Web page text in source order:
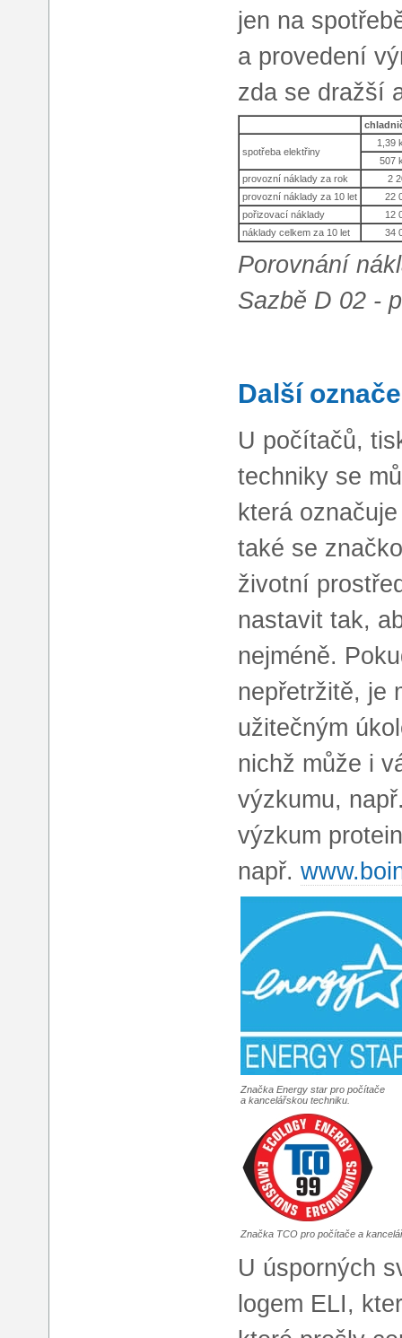
jen na
a provedení
zda se dražší
spotřeba elektřiny
1,39
507
provozní náklady za rok
2
provozní náklady za 10 let
22
pořizovací náklady
12
náklady celkem za 10 let
34
Porovnání
Sazbě D 02 -
Další
U počítačů,
techniky se
která
také se
životní
nastavit tak,
nejméně.
nepřetržitě, je
užitečným
nichž může i
výzkumu,
výzkum
např.
Značka Energy star pro počítače
a kancelářskou techniku.
Značka TCO pro počítače a
U úsporných
logem ELI,